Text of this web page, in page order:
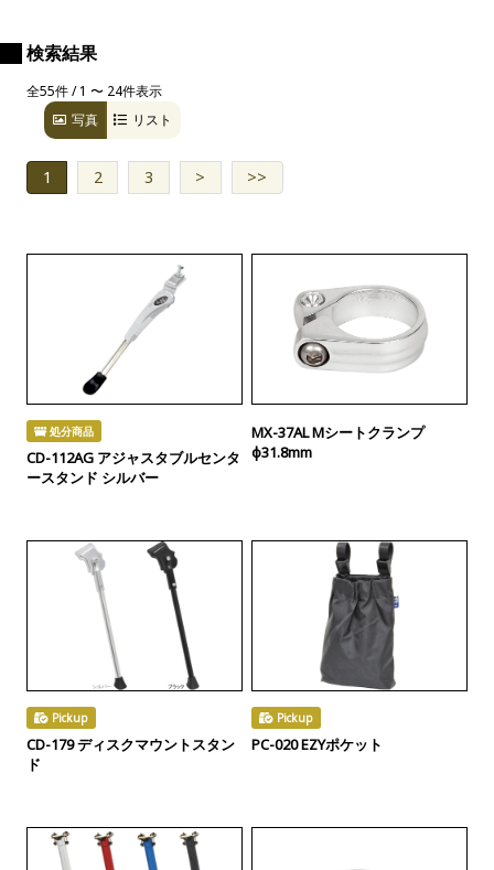
検索結果
全55件 / 1 〜 24件表示
写真
リスト
1 2 3 > >>
処分商品
CD-112AG アジャスタブルセンタ
ースタンド シルバー
MX-37AL Mシートクランプ
φ31.8mm
Pickup
CD-179 ディスクマウントスタン
ド
Pickup
PC-020 EZYポケット